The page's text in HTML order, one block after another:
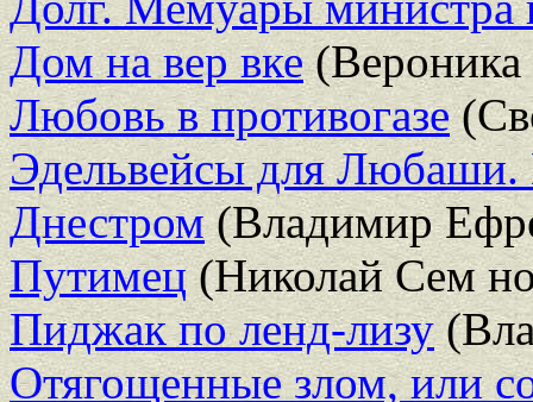
Дом на вер вке(Вероника
Любовь в противогазе
Эдельвейсы для Любаши.
Днестром(Владимир
Путимец(Николай Сем
Пиджак по ленд-лизу
Отягощенные злом, или